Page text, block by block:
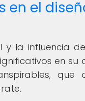
en el
la influencia
en su